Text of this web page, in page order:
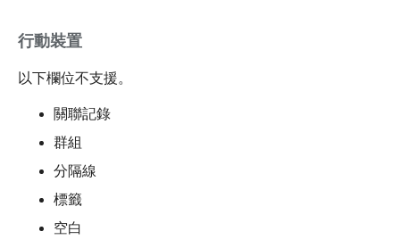
行動裝置
以下欄位不支援。
關聯記錄
群組
分隔線
標籤
空白